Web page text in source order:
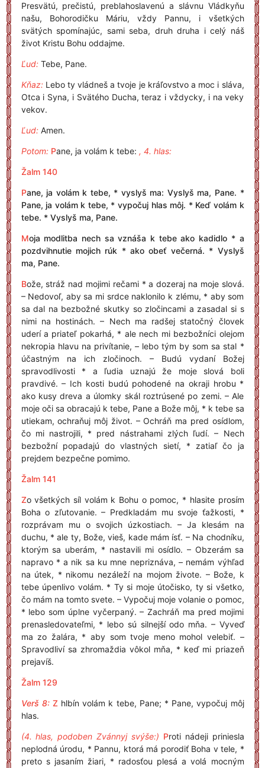
Presvätú, prečistú, preblahoslavenú a slávnu Vládkyňu
našu, Bohorodičku Máriu, vždy Pannu, i všetkých
svätých spomínajúc, sami seba, druh druha i celý náš
život Kristu Bohu oddajme.
Ľud:Tebe, Pane.
Kňaz:Lebo ty vládneš a tvoje je kráľovstvo a moc i sláva,
Otca i Syna, i Svätého Ducha, teraz i vždycky, i na veky
vekov.
Ľud:Amen.
Potom: Pane, ja volám k tebe: , 4. hlas:
Žalm 140
Pane, ja volám k tebe, * vyslyš ma: Vyslyš ma, Pane. *
Pane, ja volám k tebe, * vypočuj hlas môj. * Keď volám k
tebe. * Vyslyš ma, Pane.
Moja modlitba nech sa vznáša k tebe ako kadidlo * a
pozdvihnutie mojich rúk * ako obeť večerná. * Vyslyš
ma, Pane.
Bože, stráž nad mojimi rečami * a dozeraj na moje slová.
– Nedovoľ, aby sa mi srdce naklonilo k zlému, * aby som
sa dal na bezbožné skutky so zločincami a zasadal si s
nimi na hostinách. – Nech ma radšej statočný človek
uderí a priateľ pokarhá, * ale nech mi bezbožníci olejom
nekropia hlavu na privítanie, – lebo tým by som sa stal *
účastným na ich zločinoch. – Budú vydaní Božej
spravodlivosti * a ľudia uznajú že moje slová boli
pravdivé. – Ich kosti budú pohodené na okraji hrobu *
ako kusy dreva a úlomky skál roztrúsené po zemi. – Ale
moje oči sa obracajú k tebe, Pane a Bože môj, * k tebe sa
utiekam, ochraňuj môj život. – Ochráň ma pred osídlom,
čo mi nastrojili, * pred nástrahami zlých ľudí. – Nech
bezbožní popadajú do vlastných sietí, * zatiaľ čo ja
prejdem bezpečne pomimo.
Žalm 141
Zo všetkých síl volám k Bohu o pomoc, * hlasite prosím
Boha o zľutovanie. – Predkladám mu svoje ťažkosti, *
rozprávam mu o svojich úzkostiach. – Ja klesám na
duchu, * ale ty, Bože, vieš, kade mám ísť. – Na chodníku,
ktorým sa uberám, * nastavili mi osídlo. – Obzerám sa
napravo * a nik sa ku mne nepriznáva, – nemám výhľad
na útek, * nikomu nezáleží na mojom živote. – Bože, k
tebe úpenlivo volám. * Ty si moje útočisko, ty si všetko,
čo mám na tomto svete. – Vypočuj moje volanie o pomoc,
* lebo som úplne vyčerpaný. – Zachráň ma pred mojimi
prenasledovateľmi, * lebo sú silnejší odo mňa. – Vyveď
ma zo žalára, * aby som tvoje meno mohol velebiť. –
Spravodliví sa zhromaždia vôkol mňa, * keď mi priazeň
prejavíš.
Žalm 129
Verš 8: Z hlbín volám k tebe, Pane; * Pane, vypočuj môj
hlas.
(4. hlas, podoben Zvánnyj svýše:) Proti nádeji priniesla
neplodná úrodu, * Pannu, ktorá má porodiť Boha v tele, *
preto s jasaním žiari, * radosťou plesá a volá mocným